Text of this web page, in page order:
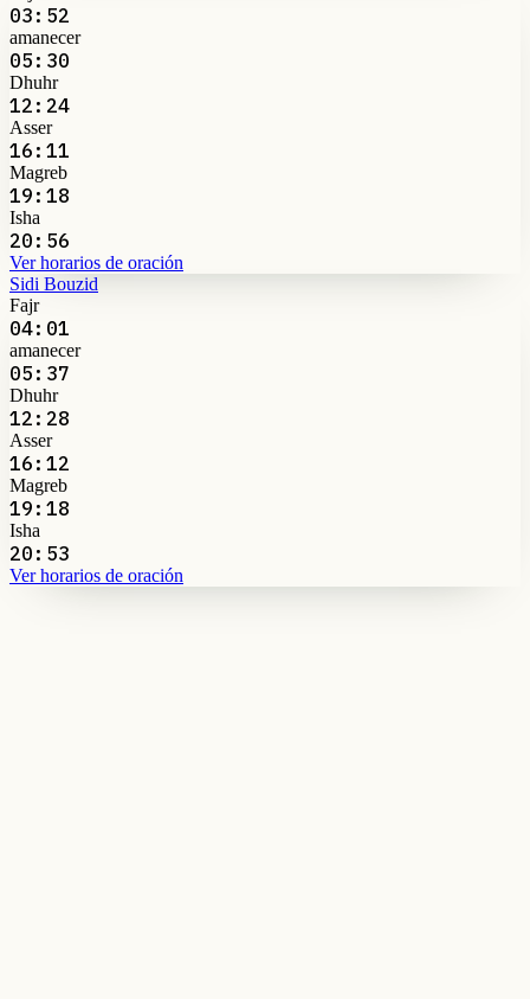
03:52
amanecer
05:30
Dhuhr
12:24
Asser
16:11
Magreb
19:18
Isha
20:56
Ver horarios de oración
Sidi Bouzid
Fajr
04:01
amanecer
05:37
Dhuhr
12:28
Asser
16:12
Magreb
19:18
Isha
20:53
Ver horarios de oración